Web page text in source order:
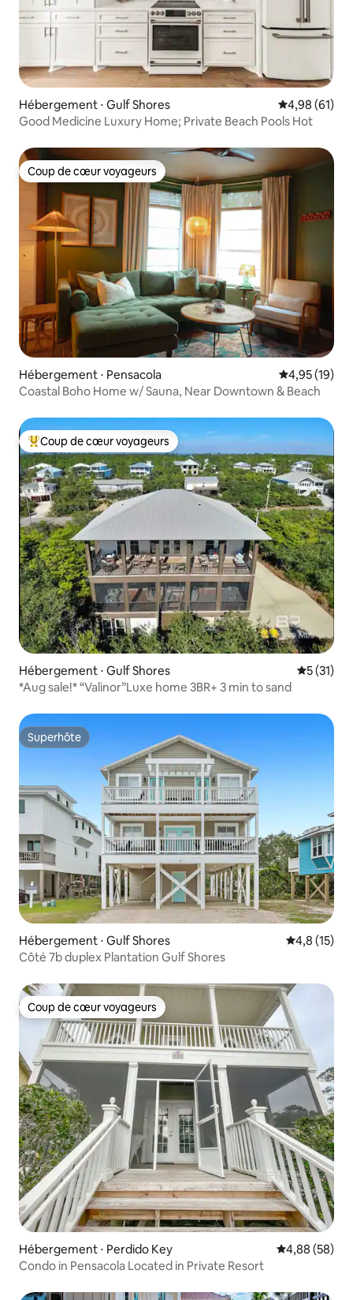
Hébergement ⋅ Gulf Shores Évaluation
4,98 (61)
Good Medicine Luxury Home; Private Beach Pools Hot
Coup de cœur voyageurs
Coup de cœur voyageurs
Hébergement ⋅ Pensacola Évaluation
4,95 (19)
Coastal Boho Home w/ Sauna, Near Downtown & Beach
Coups de cœur voyageurs les plus appréciés
Coup de cœur voyageurs
Hébergement ⋅ Gulf Shores
5 (31)
*Aug sale!* “Valinor”Luxe home 3BR+ 3 min to sand
Superhôte
Superhôte
Hébergement ⋅ Gulf Shores Évaluation
4,8 (15)
Côté 7b duplex Plantation Gulf Shores
Coup de cœur voyageurs
Coup de cœur voyageurs
Hébergement ⋅ Perdido Key Évaluation
4,88 (58)
Condo in Pensacola Located in Private Resort